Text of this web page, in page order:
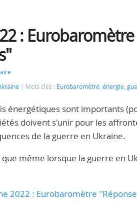
:
Mots clés : Eurobaromètre énergie
énergétiques sont importants
doivent s'unir pour les
de la guerre en Ukraine.
que même lorsque la guerre en
2022 : Eurobaromètre